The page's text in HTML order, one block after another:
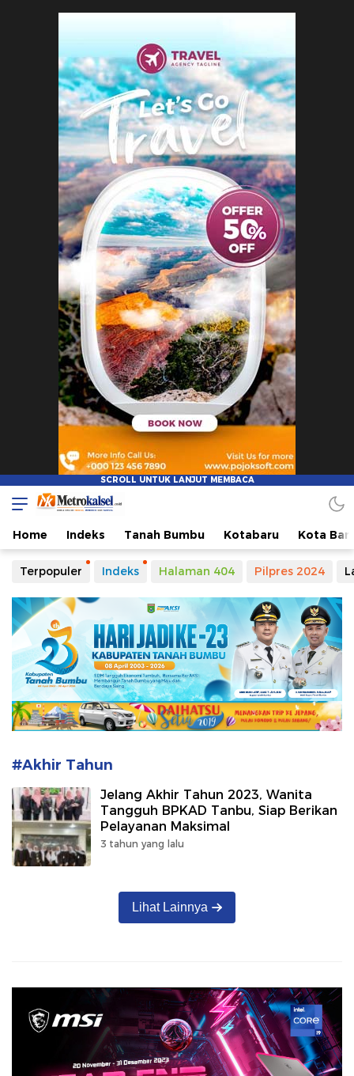
Metro Kalsel
Media Online Terkini, Faktual dan Mendidik
Home Indeks Tanah Bumbu Kotabaru Kota
Terpopuler Indeks Halaman 404 Pilpres 2024
#Akhir Tahun
Jelang Akhir Tahun 2023, Wanita
Tangguh BPKAD Tanbu, Siap Berikan
Pelayanan Maksimal
3 tahun yang lalu
Lihat Lainnya